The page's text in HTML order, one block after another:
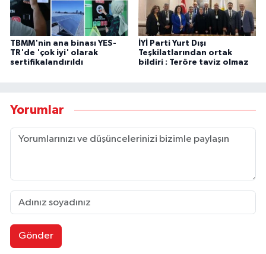
TBMM'nin ana binası YES-
TR'de 'çok iyi' olarak
sertifikalandırıldı
İYİ Parti Yurt Dışı
Teşkilatlarından ortak
bildiri : Teröre taviz olmaz
Yorumlar
Gönder